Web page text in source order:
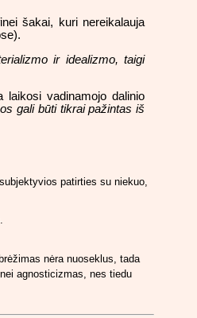
šakai, kuri nereikalauja
ir idealizmo, taigi
laikosi vadinamojo dalinio
gali būti tikrai pažintas iš
patirties su niekuo,
nėra nuoseklus, tada
agnosticizmas, nes tiedu